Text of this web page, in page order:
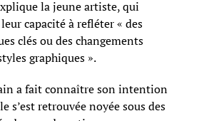
la jeune artiste, qui
capacité à refléter « des
clés ou des changements
graphiques ».
a fait connaître son intention
s’est retrouvée noyée sous des